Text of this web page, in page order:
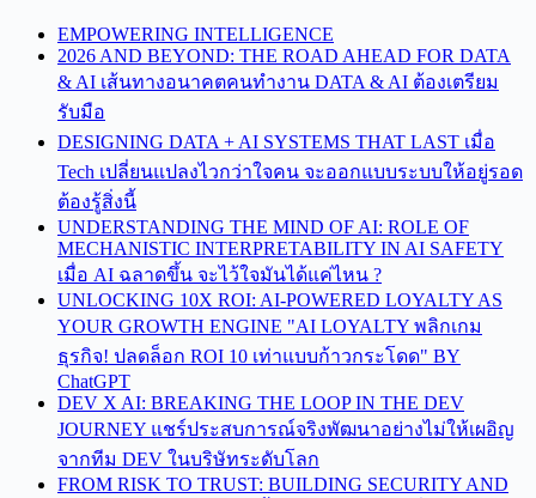
EMPOWERING INTELLIGENCE
2026 AND BEYOND: THE ROAD AHEAD FOR DATA
& AI เส้นทางอนาคตคนทำงาน DATA & AI ต้องเตรียม
รับมือ
DESIGNING DATA + AI SYSTEMS THAT LAST เมื่อ
Tech เปลี่ยนแปลงไวกว่าใจคน จะออกแบบระบบให้อยู่รอด
ต้องรู้สิ่งนี้
UNDERSTANDING THE MIND OF AI: ROLE OF
MECHANISTIC INTERPRETABILITY IN AI SAFETY
เมื่อ AI ฉลาดขึ้น จะไว้ใจมันได้แค่ไหน ?
UNLOCKING 10X ROI: AI-POWERED LOYALTY AS
YOUR GROWTH ENGINE "AI LOYALTY พลิกเกม
ธุรกิจ! ปลดล็อก ROI 10 เท่าแบบก้าวกระโดด" BY
ChatGPT
DEV X AI: BREAKING THE LOOP IN THE DEV
JOURNEY แชร์ประสบการณ์จริงพัฒนาอย่างไม่ให้เผอิญ
จากทีม DEV ในบริษัทระดับโลก
FROM RISK TO TRUST: BUILDING SECURITY AND